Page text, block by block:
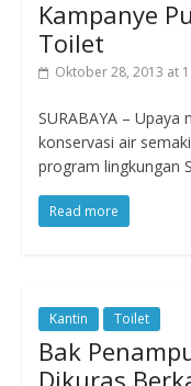
Kampanye
Toilet
Oktober 28, 2013 at
SURABAYA –
konservasi air
program lingkungan
Read more
Kantin Toilet
Bak